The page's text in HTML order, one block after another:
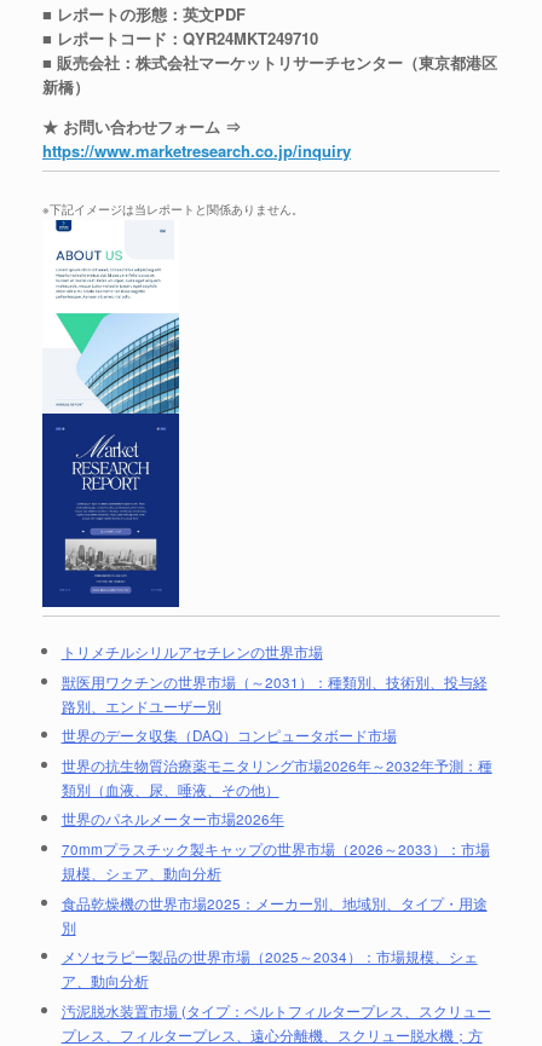
■ レポートの形態：英文PDF
■ レポートコード：QYR24MKT249710
■ 販売会社：株式会社マーケットリサーチセンター（東京都港区
新橋）
★ お問い合わせフォーム ⇒
https://www.marketresearch.co.jp/inquiry
※下記イメージは当レポートと関係ありません。
トリメチルシリルアセチレンの世界市場
獣医用ワクチンの世界市場（～2031）：種類別、技術別、投与経
路別、エンドユーザー別
世界のデータ収集（DAQ）コンピュータボード市場
世界の抗生物質治療薬モニタリング市場2026年～2032年予測：種
類別（血液、尿、唾液、その他）
世界のパネルメーター市場2026年
70mmプラスチック製キャップの世界市場（2026～2033）：市場
規模、シェア、動向分析
食品乾燥機の世界市場2025：メーカー別、地域別、タイプ・用途
別
メソセラピー製品の世界市場（2025～2034）：市場規模、シェ
ア、動向分析
汚泥脱水装置市場 (タイプ：ベルトフィルタープレス、スクリュー
プレス、フィルタープレス、遠心分離機、スクリュー脱水機；方